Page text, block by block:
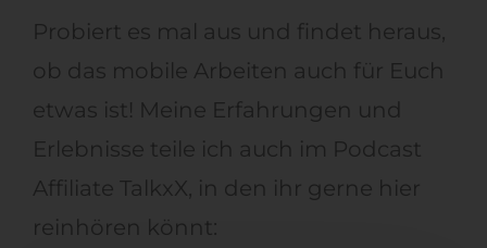
Probiert es mal aus und findet heraus,
ob das mobile Arbeiten auch für Euch
etwas ist! Meine Erfahrungen und
Erlebnisse teile ich auch im Podcast
Affiliate TalkxX, in den ihr gerne hier
reinhören könnt: